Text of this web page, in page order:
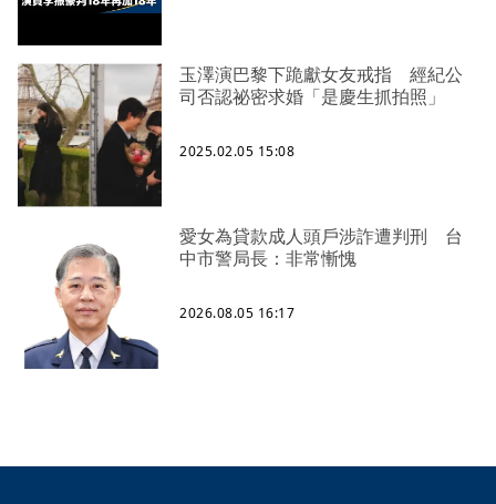
玉澤演巴黎下跪獻女友戒指 經紀公
司否認祕密求婚「是慶生抓拍照」
2025.02.05 15:08
愛女為貸款成人頭戶涉詐遭判刑 台
中市警局長：非常慚愧
2026.08.05 16:17